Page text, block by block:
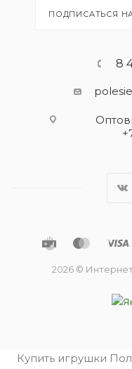
ПОДПИСАТЬСЯ
8
2026 ©
Купить игрушки